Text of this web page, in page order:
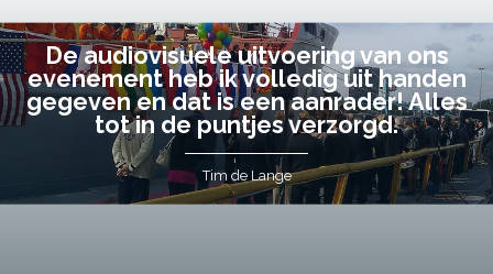
De audiovisuele uitvoering van ons
evenement heb ik volledig uit handen
gegeven en dat is een aanrader! Alles
tot in de puntjes verzorgd.
Tim de Lange